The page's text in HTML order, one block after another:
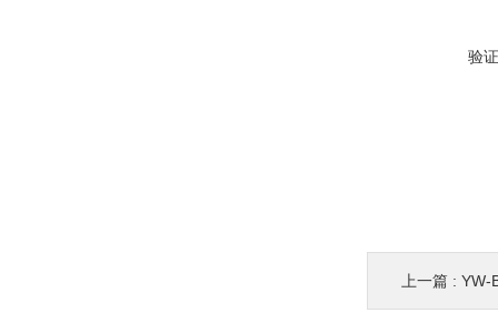
验
上一篇 : YW-